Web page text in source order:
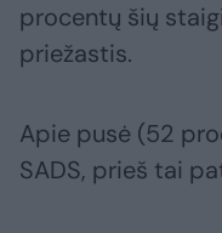
procentų šių
priežastis.
Apie pusė (52
SADS, prieš tai